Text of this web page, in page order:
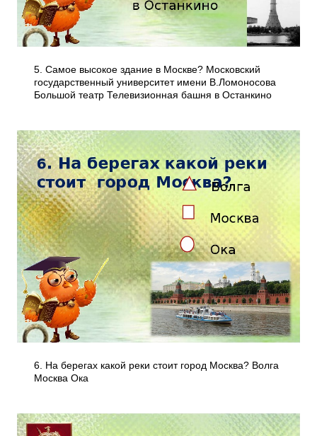
5. Самое высокое здание в Москве? Московский
государственный университет имени В.Ломоносова
Большой театр Телевизионная башня в Останкино
6. На берегах какой реки стоит город Москва? Волга
Москва Ока